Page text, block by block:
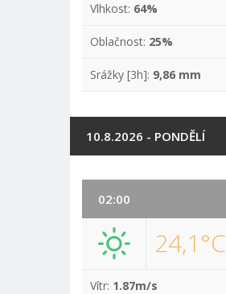
Vlhkost: 64%
Oblačnost: 25%
Srážky [3h]: 9,86 mm
10.8.2026 - PONDĚLÍ
02:00
24,1°C
Vítr: 1.87m/s